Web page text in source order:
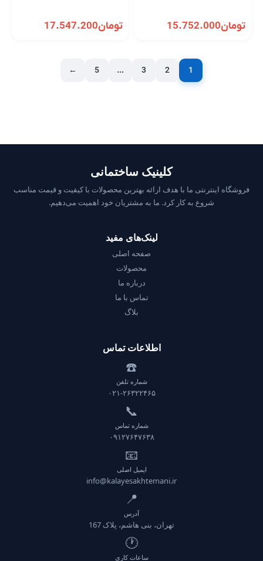
تومان15.752.000 تومان17.547.200
1
2
3
…
5
←
کلینیک ساختمانی
فروشگاه اینترنتی ما با هدف ارائه بهترین محصولات با کیفیت و قیمت مناسب
شروع به کار کرد. ما به مشتریان خود اهمیت می‌دهیم.
لینک‌های مفید
صفحه اصلی
محصولات
درباره ما
تماس با ما
بلاگ
اطلاعات تماس
☎️
شماره تلفن
۰۲۱-۲۶۳۲۲۴۶۵
📞
شماره تماس
۰۹۱۲۷۶۴۷۶۳۸
📧
ایمیل اصلی
info@kalayesakhtemani.ir
📍
آدرس
تهران، بنی هاشم، پلاک 167
🕐
ساعات کاری